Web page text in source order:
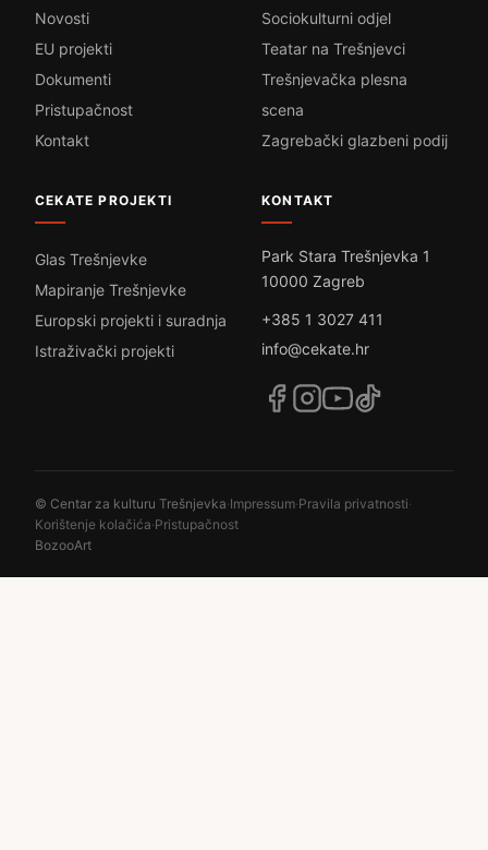
Novosti
EU projekti
Dokumenti
Pristupačnost
Kontakt
Sociokulturni odjel
Teatar na Trešnjevci
Trešnjevačka plesna
scena
Zagrebački glazbeni podij
CEKATE PROJEKTI
Glas Trešnjevke
Mapiranje Trešnjevke
Europski projekti i suradnja
Istraživački projekti
KONTAKT
Park Stara Trešnjevka 1
10000 Zagreb
+385 1 3027 411
info@cekate.hr
© Centar za kulturu Trešnjevka·Impressum·Pravila privatnosti·
Korištenje kolačića·Pristupačnost
BozooArt